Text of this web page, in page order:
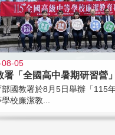
08-05
署「全國高中暑期研習營
部國教署於8月5日舉辦「115
校廉潔教...